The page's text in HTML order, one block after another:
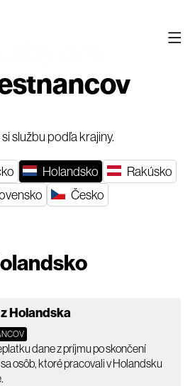
službu podľa krajiny.
Holandsko
Rakúsko
Česko
Holandska
dane z príjmu po skončení
osôb, ktoré pracovali v Holandsku